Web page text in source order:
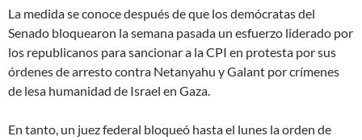
La medida se conoce después de que los demócratas del
Senado bloquearon la semana pasada un esfuerzo liderado por
los republicanos para sancionar a la CPI en protesta por sus
órdenes de arresto contra Netanyahu y Galant porcrímenes
de lesa humanidad de Israel en Gaza.
En tanto, un juez federal bloqueó hasta el lunes la orden de